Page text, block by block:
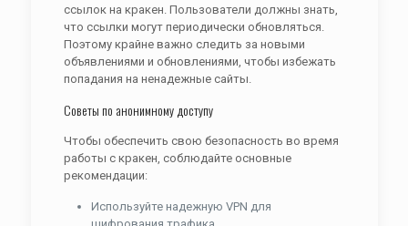
ссылок на кракен. Пользователи должны знать,
что ссылки могут периодически обновляться.
Поэтому крайне важно следить за новыми
объявлениями и обновлениями, чтобы избежать
попадания на ненадежные сайты.
Советы по анонимному доступу
Чтобы обеспечить свою безопасность во время
работы с кракен, соблюдайте основные
рекомендации:
Используйте надежную VPN для